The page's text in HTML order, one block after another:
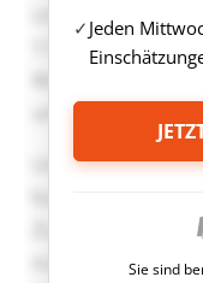
Jeden
Sie sind